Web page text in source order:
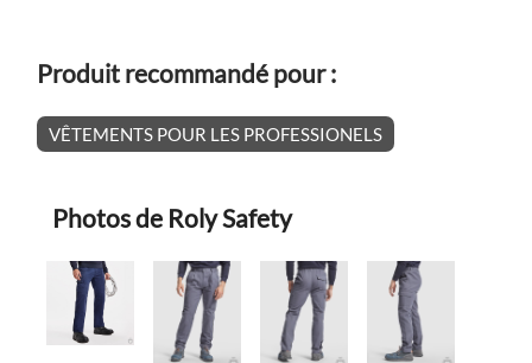
Produit recommandé pour :
VÊTEMENTS POUR LES PROFESSIONELS
Photos de Roly Safety